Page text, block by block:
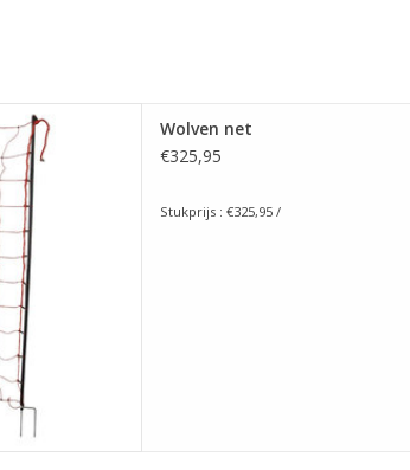
het vee tegen de
Wolven net
€325,95
Stukprijs : €325,95 /